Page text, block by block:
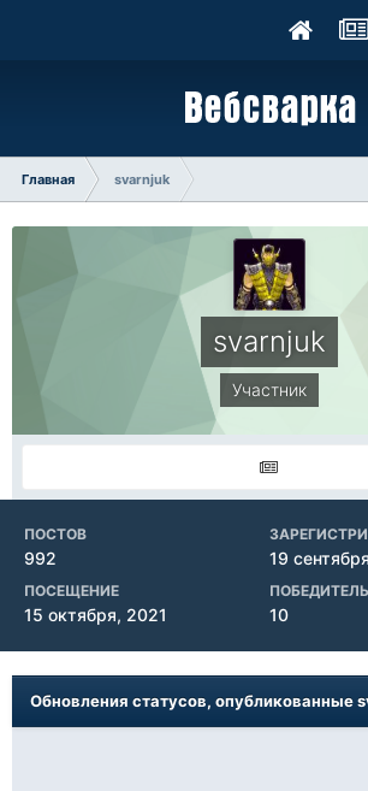
Главная svarnjuk
svarnjuk
Участник
ПОСТОВ
992 19
ПОСЕЩЕНИЕ
15 октября, 2021 10
Обновления статусов, опубликованные